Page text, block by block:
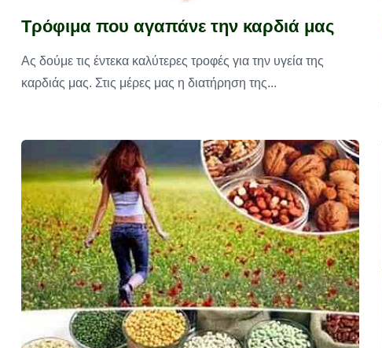
Τρόφιμα που αγαπάνε την καρδιά μας
Ας δούμε τις έντεκα καλύτερες τροφές για την υγεία της
καρδιάς μας. Στις μέρες μας η διατήρηση της...